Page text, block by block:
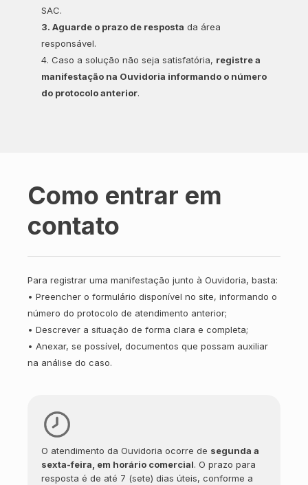
SAC.
3. Aguarde o prazo de resposta da área
responsável.
4. Caso a solução não seja satisfatória, registre a
manifestação na Ouvidoria informando o número
do protocolo anterior.
Como entrar em
contato
Para registrar uma manifestação junto à Ouvidoria, basta:
• Preencher o formulário disponível no site, informando o
número do protocolo de atendimento anterior;
• Descrever a situação de forma clara e completa;
• Anexar, se possível, documentos que possam auxiliar
na análise do caso.
O atendimento da Ouvidoria ocorre de segunda a
sexta-feira, em horário comercial. O prazo para
resposta é de até 7 (sete) dias úteis, conforme a